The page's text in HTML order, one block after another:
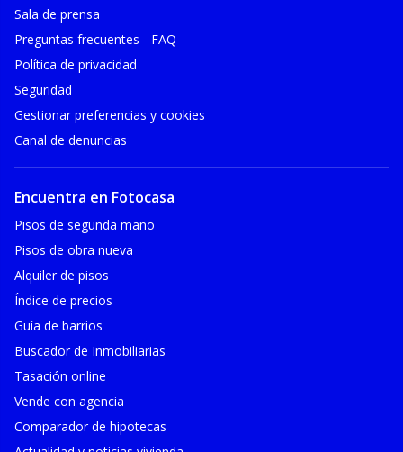
Sala de prensa
Preguntas frecuentes - FAQ
Política de privacidad
Seguridad
Gestionar preferencias y cookies
Canal de denuncias
Encuentra en Fotocasa
Pisos de segunda mano
Pisos de obra nueva
Alquiler de pisos
Índice de precios
Guía de barrios
Buscador de Inmobiliarias
Tasación online
Vende con agencia
Comparador de hipotecas